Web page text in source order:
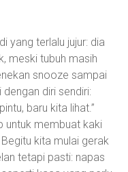
yang terlalu jujur: dia
meski tubuh masih
snooze sampai
diri sendiri:
baru kita lihat.”
untuk membuat kaki
kita mulai gerak
tetapi pasti: napas